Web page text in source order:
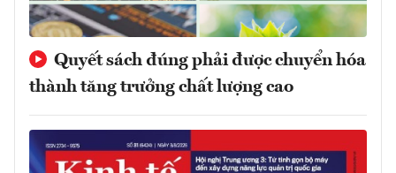
Quyết sách đúng phải được chuyển hóa
thành tăng trưởng chất lượng cao